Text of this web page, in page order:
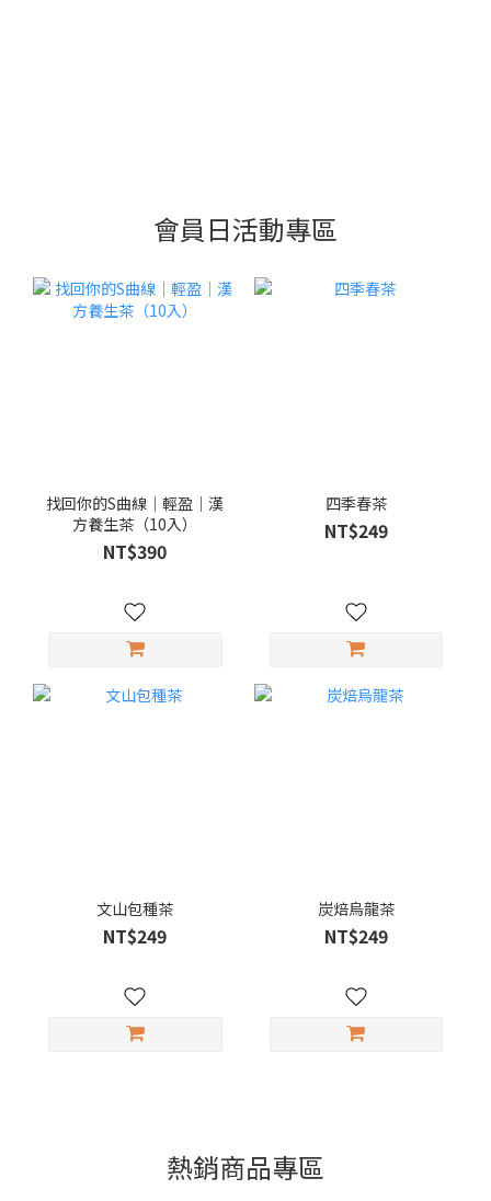
會員日活動專區
找回你的S曲線｜輕盈｜漢
方養生茶（10入）
NT$390
四季春茶
NT$249
文山包種茶
NT$249
炭焙烏龍茶
NT$249
熱銷商品專區